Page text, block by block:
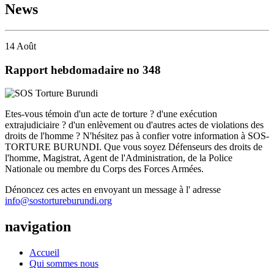
News
14 Août
Rapport hebdomadaire no 348
Etes-vous témoin d'un acte de torture ? d'une exécution
extrajudiciaire ? d'un enlèvement ou d'autres actes de violations des
droits de l'homme ? N'hésitez pas à confier votre information à SOS-
TORTURE BURUNDI. Que vous soyez Défenseurs des droits de
l'homme, Magistrat, Agent de l'Administration, de la Police
Nationale ou membre du Corps des Forces Armées.
Dénoncez ces actes en envoyant un message à l' adresse
info@sostortureburundi.org
navigation
Accueil
Qui sommes nous